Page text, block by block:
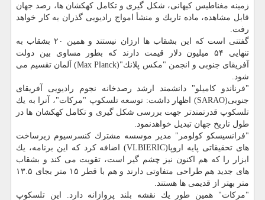
زمینه مغناطیس كیهانی، شكل گیری و تكامل كهكشان ها، رصد جهان
قابل مشاهده، ماده تاریك و منشأ امواج رادیویی گذران به كار خواهد
رفت.
گفتنی است كه این بشقاب ها ارزان نیستند و همین ۲۰ بشقاب به
تنهایی ۵۴ میلیون دلار قیمت دارند كه بطور مساوی بین دولت
آفریقای جنوبی و انجمن "مكس پلانك"(Max Planck) آلمان تقسیم می
شود.
"فرناندو كامیلو" دانشمند ارشد رصدخانه نجوم رادیویی آفریقای
جنوبی(SARAO) اظهار داشت: توسعه تلسكوپ "مركات"، آنرا به یك
تلسكوپ قدرتمندتر جهت بررسی شكل گیری و تكامل كهكشان ها در
طول تاریخ جهان تبدیل خواهدنمود.
"فرانسیسكو كولومر" مدیر موسسه مشترك كنسرسیوم زیرساخت
های تحقیقاتی پایه اروپا(VLBIERIC) اضافه كرد كه این برنامه، یك
ابزار را كه هم اكنون نیز چشم گیر است، تقویت می كند و بشقاب
های جدید هم طراحی متفاوتی دارند و هم با قطر ۱۵ متر بجای ۱۳.۵
متر بهتر از قدیمی ها هستند.
"مركات" همین طور یك نقشه بلند پروازانه دارد. این تلسكوپ